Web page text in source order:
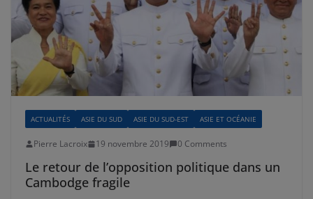
ACTUALITÉS ASIE DU SUD ASIE DU SUD-EST ASIE ET OCÉANIE
Pierre Lacroix 19 novembre 2019 0 Comments
Le retour de l’opposition politique dans un
Cambodge fragile